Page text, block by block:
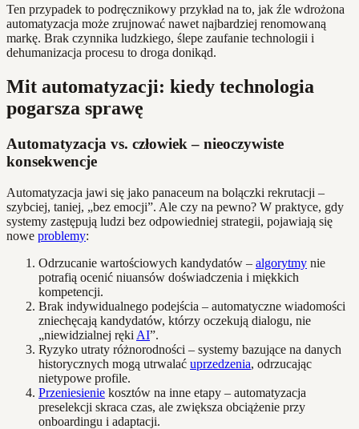
Ten przypadek to podręcznikowy przykład na to, jak źle wdrożona
automatyzacja może zrujnować nawet najbardziej renomowaną
markę. Brak czynnika ludzkiego, ślepe zaufanie technologii i
dehumanizacja procesu to droga donikąd.
Mit automatyzacji: kiedy technologia
pogarsza sprawę
Automatyzacja vs. człowiek – nieoczywiste
konsekwencje
Automatyzacja jawi się jako panaceum na bolączki rekrutacji –
szybciej, taniej, „bez emocji”. Ale czy na pewno? W praktyce, gdy
systemy zastępują ludzi bez odpowiedniej strategii, pojawiają się
nowe problemy:
Odrzucanie wartościowych kandydatów – algorytmy nie
potrafią ocenić niuansów doświadczenia i miękkich
kompetencji.
Brak indywidualnego podejścia – automatyczne wiadomości
zniechęcają kandydatów, którzy oczekują dialogu, nie
„niewidzialnej ręki AI”.
Ryzyko utraty różnorodności – systemy bazujące na danych
historycznych mogą utrwalać uprzedzenia, odrzucając
nietypowe profile.
Przeniesienie kosztów na inne etapy – automatyzacja
preselekcji skraca czas, ale zwiększa obciążenie przy
onboardingu i adaptacji.